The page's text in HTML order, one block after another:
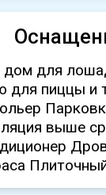
для
для пиццы и
выше